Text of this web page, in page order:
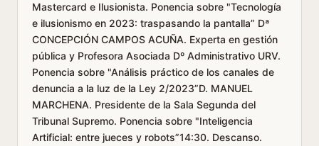
Mastercard e Ilusionista. Ponencia sobre "Tecnología
e ilusionismo en 2023: traspasando la pantalla” Dª
CONCEPCIÓN CAMPOS ACUÑA. Experta en gestión
pública y Profesora Asociada Dº Administrativo URV.
Ponencia sobre "Análisis práctico de los canales de
denuncia a la luz de la Ley 2/2023”D. MANUEL
MARCHENA. Presidente de la Sala Segunda del
Tribunal Supremo. Ponencia sobre "Inteligencia
Artificial: entre jueces y robots”14:30. Descanso.